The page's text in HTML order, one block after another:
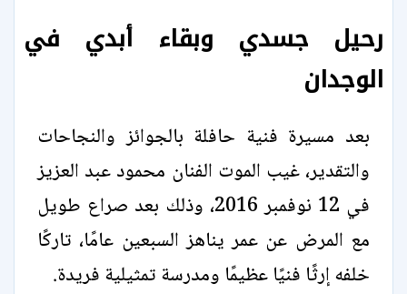
رحيل جسدي وبقاء أبدي في
الوجدان
بعد مسيرة فنية حافلة بالجوائز والنجاحات
والتقدير، غيب الموت الفنان محمود عبد العزيز
في 12 نوفمبر 2016، وذلك بعد صراع طويل
مع المرض عن عمر يناهز السبعين عامًا، تاركًا
خلفه إرثًا فنيًا عظيمًا ومدرسة تمثيلية فريدة.